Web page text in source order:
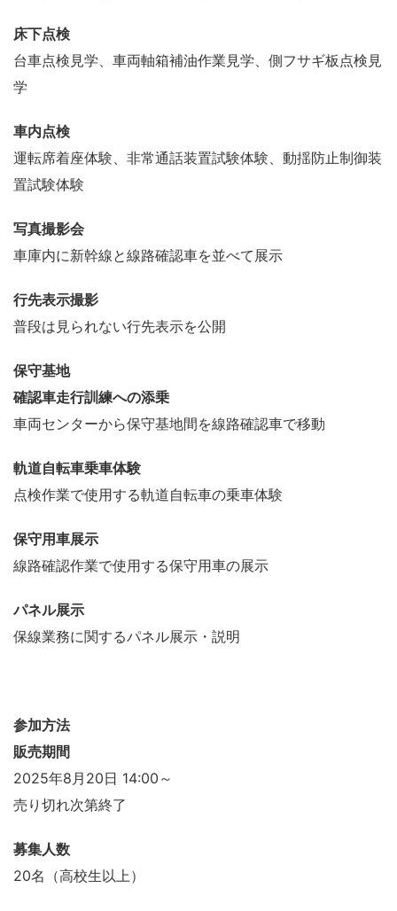
床下点検
台車点検見学、車両軸箱補油作業見学、側フサギ板点検見
学
車内点検
運転席着座体験、非常通話装置試験体験、動揺防止制御装
置試験体験
写真撮影会
車庫内に新幹線と線路確認車を並べて展示
行先表示撮影
普段は見られない行先表示を公開
保守基地
確認車走行訓練への添乗
車両センターから保守基地間を線路確認車で移動
軌道自転車乗車体験
点検作業で使用する軌道自転車の乗車体験
保守用車展示
線路確認作業で使用する保守用車の展示
パネル展示
保線業務に関するパネル展示・説明
参加方法
販売期間
2025年8月20日 14:00～
売り切れ次第終了
募集人数
20名（高校生以上）